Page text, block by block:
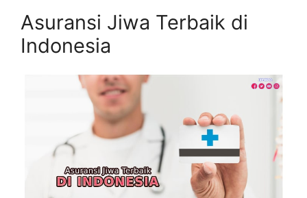
Asuransi Jiwa Terbaik di
Indonesia